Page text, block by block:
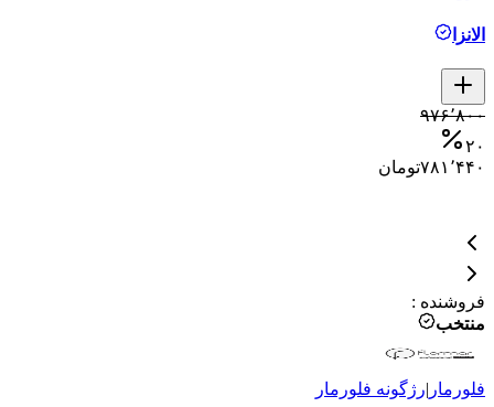
الانزا
۹۷۶٬۸۰۰
۲۰
۷۸۱٬۴۴۰تومان
فروشنده :
منتخب
فلورمار |رژگونه فلورمار